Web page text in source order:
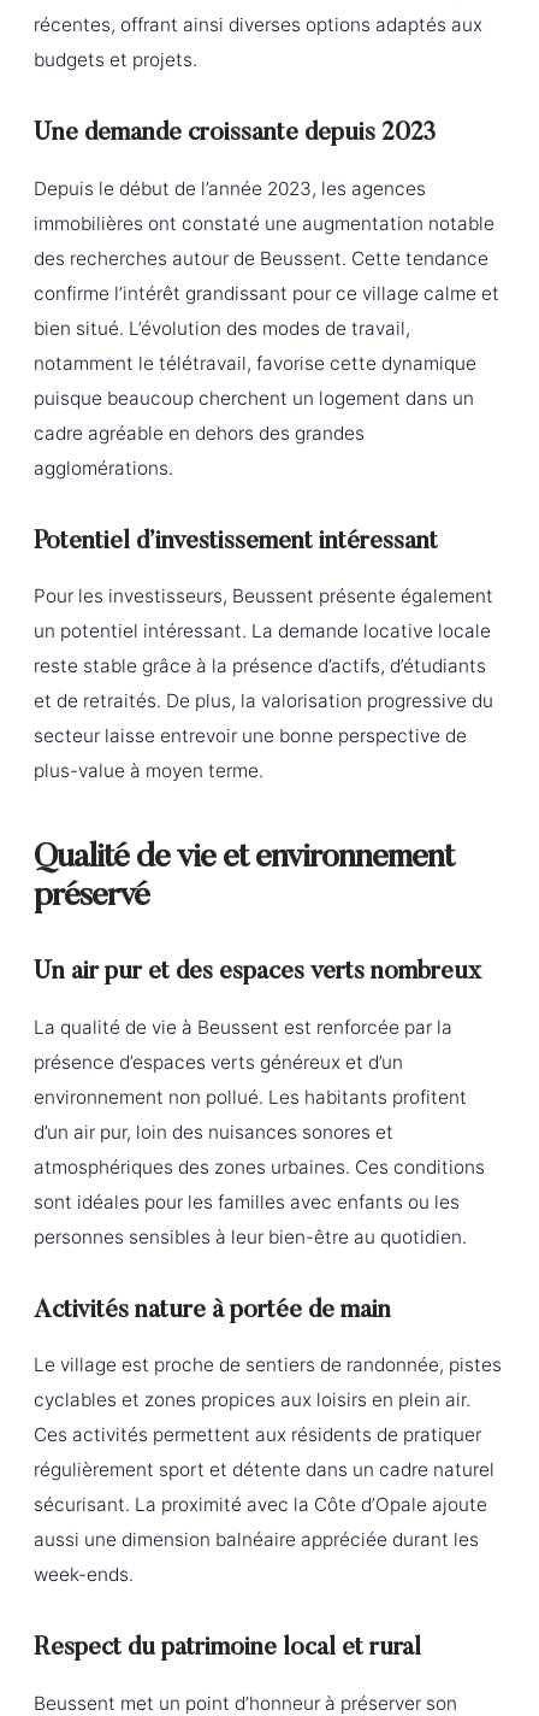
récentes, offrant ainsi diverses options adaptés aux
budgets et projets.
Une demande croissante depuis 2023
Depuis le début de l’année 2023, les agences
immobilières ont constaté une augmentation notable
des recherches autour de Beussent. Cette tendance
confirme l’intérêt grandissant pour ce village calme et
bien situé. L’évolution des modes de travail,
notamment le télétravail, favorise cette dynamique
puisque beaucoup cherchent un logement dans un
cadre agréable en dehors des grandes
agglomérations.
Potentiel d’investissement intéressant
Pour les investisseurs, Beussent présente également
un potentiel intéressant. La demande locative locale
reste stable grâce à la présence d’actifs, d’étudiants
et de retraités. De plus, la valorisation progressive du
secteur laisse entrevoir une bonne perspective de
plus-value à moyen terme.
Qualité de vie et environnement
préservé
Un air pur et des espaces verts nombreux
La qualité de vie à Beussent est renforcée par la
présence d’espaces verts généreux et d’un
environnement non pollué. Les habitants profitent
d’un air pur, loin des nuisances sonores et
atmosphériques des zones urbaines. Ces conditions
sont idéales pour les familles avec enfants ou les
personnes sensibles à leur bien-être au quotidien.
Activités nature à portée de main
Le village est proche de sentiers de randonnée, pistes
cyclables et zones propices aux loisirs en plein air.
Ces activités permettent aux résidents de pratiquer
régulièrement sport et détente dans un cadre naturel
sécurisant. La proximité avec la Côte d’Opale ajoute
aussi une dimension balnéaire appréciée durant les
week-ends.
Respect du patrimoine local et rural
Beussent met un point d’honneur à préserver son